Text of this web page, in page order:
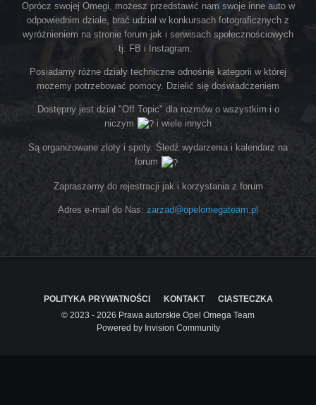
Oprócz swojej Omegi, możesz przedstawić nam swoje inne auto w
odpowiednim dziale, brać udział w konkursach fotograficznych z
wyróżnieniem na stronie forum jak i serwisach społecznościowych
tj. FB i Instagram.
Posiadamy różne działy techniczne odnośnie kategorii w której
możemy potrzebować pomocy. Dzielić się doświadczeniem
Dostępny jest dział "Off Topic" dla rozmów o wszystkim i o
niczym
i wiele innych
Są organizowane zloty i spoty. Śledź wydarzenia i kalendarz na
forum
Zapraszamy do rejestracji jak i korzystania z forum
Adres e-mail do Nas: zarzad@opelomegateam.pl
POLITYKA PRYWATNOŚCI KONTAKT
CIASTECZKA
© 2023 - 2026 Prawa autorskie Opel Omega Team
Powered by Invision Community